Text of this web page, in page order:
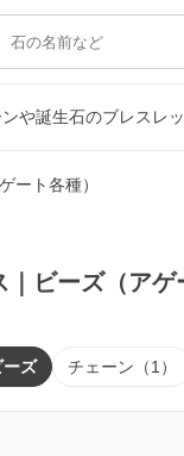
や誕生石のブレスレ
ート各種）
ビーズ（アゲ
ーズ チェーン（1）